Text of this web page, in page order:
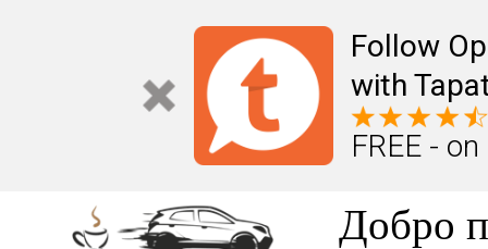
Follow
with
FREE -
Добро